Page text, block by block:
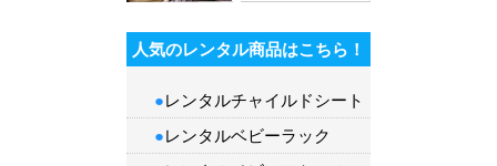
人気のレンタル商品はこちら！
●レンタルチャイルドシート
●レンタルベビーラック